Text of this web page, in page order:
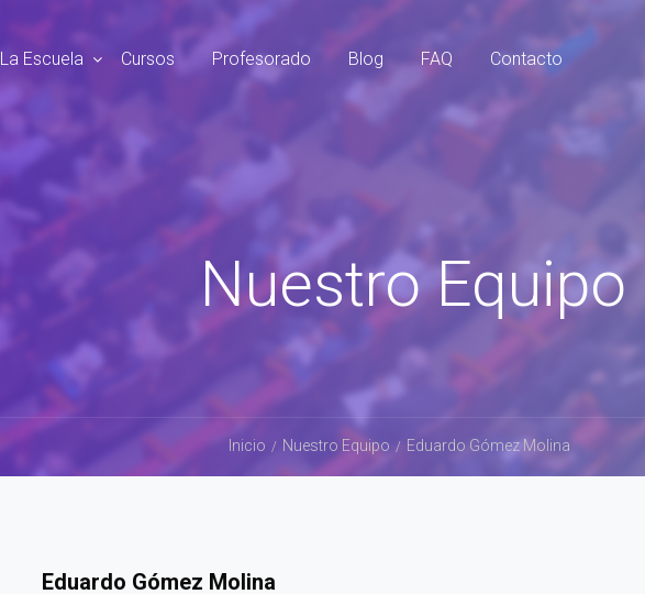
La Escuela Cursos Profesorado Blog FAQ Contacto
Nuestro Equipo
Inicio Nuestro Equipo Eduardo Gómez Molina
Eduardo Gómez Molina